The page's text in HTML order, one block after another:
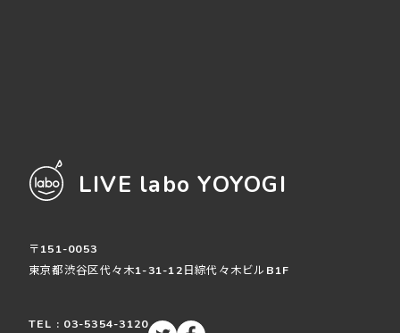
LIVE labo YOYOGI
〒151-0053
東京都渋谷区代々木1-31-12日綜代々木ビルB1F
TEL : 03-5354-3120